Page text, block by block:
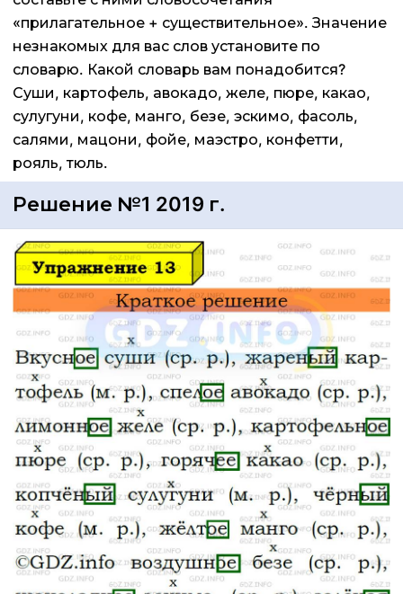
«прилагательное + существительное». Значение
незнакомых для вас слов установите по
словарю. Какой словарь вам понадобится?
Суши, картофель, авокадо, желе, пюре, какао,
сулугуни, кофе, манго, безе, эскимо, фасоль,
салями, мацони, фойе, маэстро, конфетти,
рояль, тюль.
Решение №1 2019 г.